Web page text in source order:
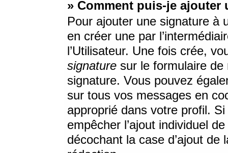
» Comment puis-je ajouter
Pour ajouter une signature à
en créer une par
l’Utilisateur. Une fois crée,
signature sur le formulaire de
signature. Vous pouvez
sur tous vos messages en
approprié dans votre profil.
empêcher l’ajout individuel
décochant la case d’ajout